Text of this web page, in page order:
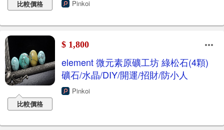
比較價格 Pinkoi
比較價格
$ 1,800
element 微元素原礦工坊 綠松石(4顆)
礦石/水晶/DIY/開運/招財/防小人
Pinkoi